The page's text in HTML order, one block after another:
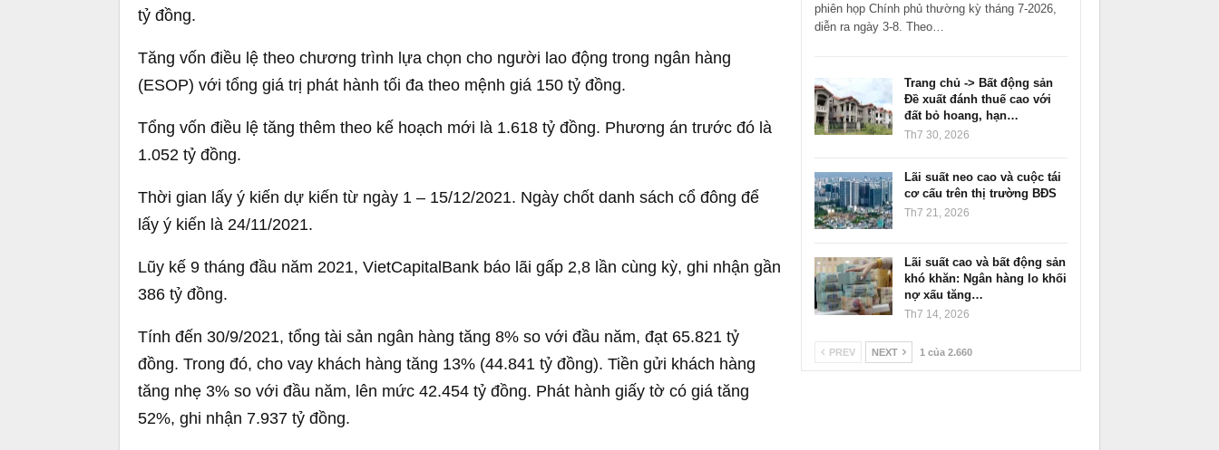
tỷ đồng.
Tăng vốn điều lệ theo chương trình lựa chọn cho người lao động trong ngân hàng
(ESOP) với tổng giá trị phát hành tối đa theo mệnh giá 150 tỷ đồng.
Tổng vốn điều lệ tăng thêm theo kế hoạch mới là 1.618 tỷ đồng. Phương án trước đó là
1.052 tỷ đồng.
Thời gian lấy ý kiến dự kiến từ ngày 1 – 15/12/2021. Ngày chốt danh sách cổ đông để
lấy ý kiến là 24/11/2021.
Lũy kế 9 tháng đầu năm 2021, VietCapitalBank báo lãi gấp 2,8 lần cùng kỳ, ghi nhận gần
386 tỷ đồng.
Tính đến 30/9/2021, tổng tài sản ngân hàng tăng 8% so với đầu năm, đạt 65.821 tỷ
đồng. Trong đó, cho vay khách hàng tăng 13% (44.841 tỷ đồng). Tiền gửi khách hàng
tăng nhẹ 3% so với đầu năm, lên mức 42.454 tỷ đồng. Phát hành giấy tờ có giá tăng
52%, ghi nhận 7.937 tỷ đồng.
phiên họp Chính phủ thường kỳ tháng 7-2026,
diễn ra ngày 3-8. Theo…
Trang chủ -> Bất động sản
Đề xuất đánh thuế cao với
đất bỏ hoang, hạn…
Th7 30, 2026
Lãi suất neo cao và cuộc tái
cơ cấu trên thị trường BĐS
Th7 21, 2026
Lãi suất cao và bất động sản
khó khăn: Ngân hàng lo khối
nợ xấu tăng…
Th7 14, 2026
PREV NEXT 1 của 2.660